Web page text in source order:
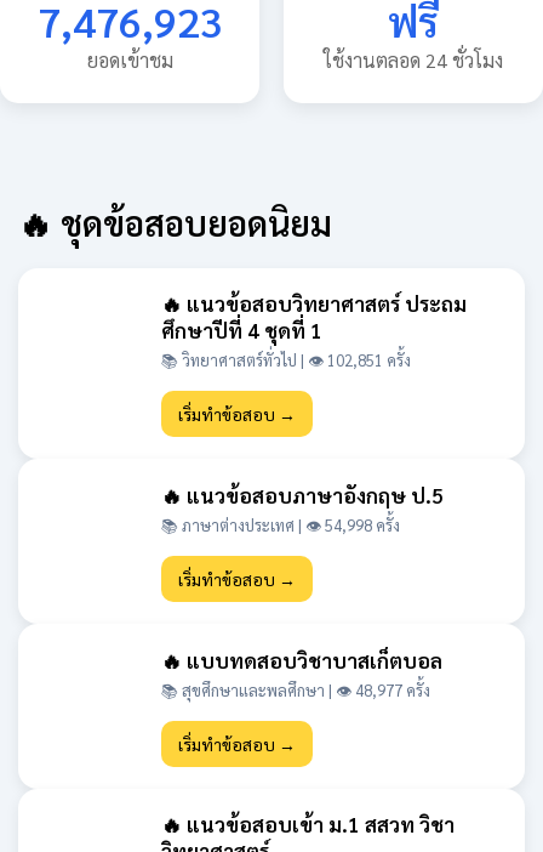
7,476,923
ยอดเข้าชม
ฟรี
ใช้งานตลอด 24 ชั่วโมง
🔥 ชุดข้อสอบยอดนิยม
🔥 แนวข้อสอบวิทยาศาสตร์ ประถม
ศึกษาปีที่ 4 ชุดที่ 1
📚 วิทยาศาสตร์ทั่วไป | 👁 102,851 ครั้ง
เริ่มทำข้อสอบ →
🔥 แนวข้อสอบภาษาอังกฤษ ป.5
📚 ภาษาต่างประเทศ | 👁 54,998 ครั้ง
เริ่มทำข้อสอบ →
🔥 แบบทดสอบวิชาบาสเก็ตบอล
📚 สุขศึกษาและพลศึกษา | 👁 48,977 ครั้ง
เริ่มทำข้อสอบ →
🔥 แนวข้อสอบเข้า ม.1 สสวท วิชา